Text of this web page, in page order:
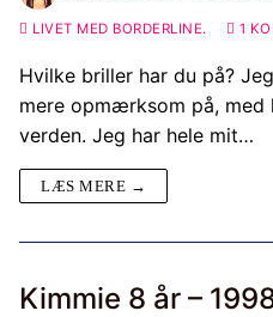
LIVET MED BORDERLINE. 1
Hvilke briller har du på?
mere opmærksom på, med
verden. Jeg har hele mit…
LÆS MERE →
Kimmie 8 år –